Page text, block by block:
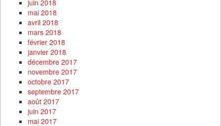
juin 2018
mai 2018
avril 2018
mars 2018
février 2018
janvier 2018
décembre 2017
novembre 2017
octobre 2017
septembre 2017
août 2017
juin 2017
mai 2017